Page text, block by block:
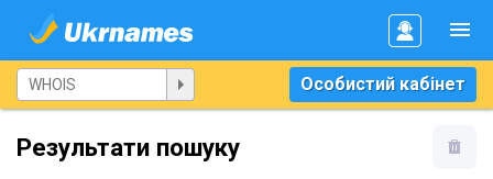
Особистий кабінет
Результати пошуку